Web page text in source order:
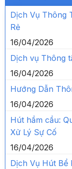
Dịch Vụ Thông
Rẻ
16/04/2026
Dịch vụ Thông
16/04/2026
Hướng Dẫn
16/04/2026
Hút hầm cầu:
Xử Lý Sự Cố
16/04/2026
Dịch Vụ Hút Bể